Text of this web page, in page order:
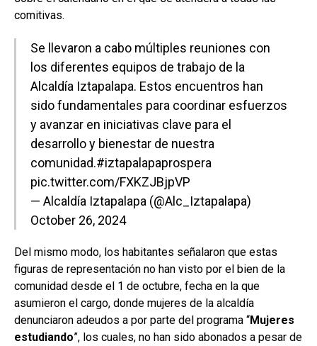
comitivas.
Se llevaron a cabo múltiples reuniones con
los diferentes equipos de trabajo de la
Alcaldía Iztapalapa. Estos encuentros han
sido fundamentales para coordinar esfuerzos
y avanzar en iniciativas clave para el
desarrollo y bienestar de nuestra
comunidad.#iztapalapaprospera
pic.twitter.com/FXKZJBjpVP
— Alcaldía Iztapalapa (@Alc_Iztapalapa)
October 26, 2024
Del mismo modo, los habitantes señalaron que estas
figuras de representación no han visto por el bien de la
comunidad desde el 1 de octubre, fecha en la que
asumieron el cargo, donde mujeres de la alcaldía
denunciaron adeudos a por parte del programa “Mujeres
estudiando”, los cuales, no han sido abonados a pesar de